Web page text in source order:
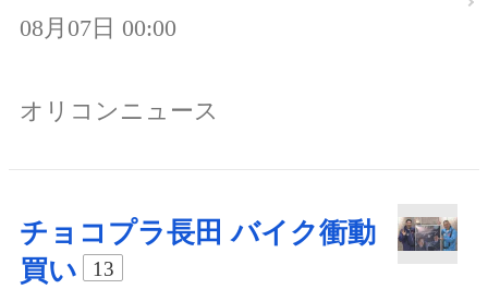
08月07日 00:00
オリコンニュース
チョコプラ長田 バイク衝動
買い
13